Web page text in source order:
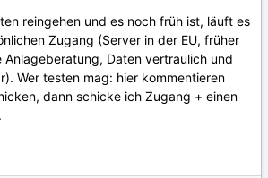
reingehen und es noch früh ist, läuft es
Zugang (Server in der EU, früher
Anlageberatung, Daten vertraulich und
Wer testen mag: hier kommentieren
dann schicke ich Zugang + einen